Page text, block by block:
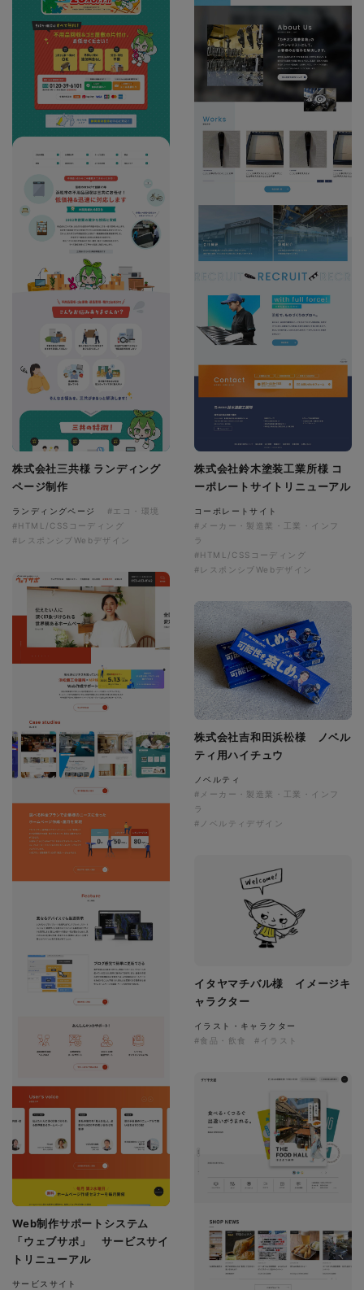
株式会社三共様 ランディング
ページ制作
ランディングページ
#エコ・環境
#HTML/CSSコーディング
#レスポンシブWebデザイン
株式会社鈴木塗装工業所様 コ
ーポレートサイトリニューアル
コーポレートサイト
#メーカー・製造業・工業・インフ
ラ
#HTML/CSSコーディング
#レスポンシブWebデザイン
Web制作サポートシステム
「ウェブサポ」 サービスサイ
トリニューアル
サービスサイト
株式会社吉和田浜松様 ノベル
ティ用ハイチュウ
ノベルティ
#メーカー・製造業・工業・インフ
ラ
#ノベルティデザイン
イタヤマチバル様 イメージキ
ャラクター
イラスト・キャラクター
#食品・飲食
#イラスト